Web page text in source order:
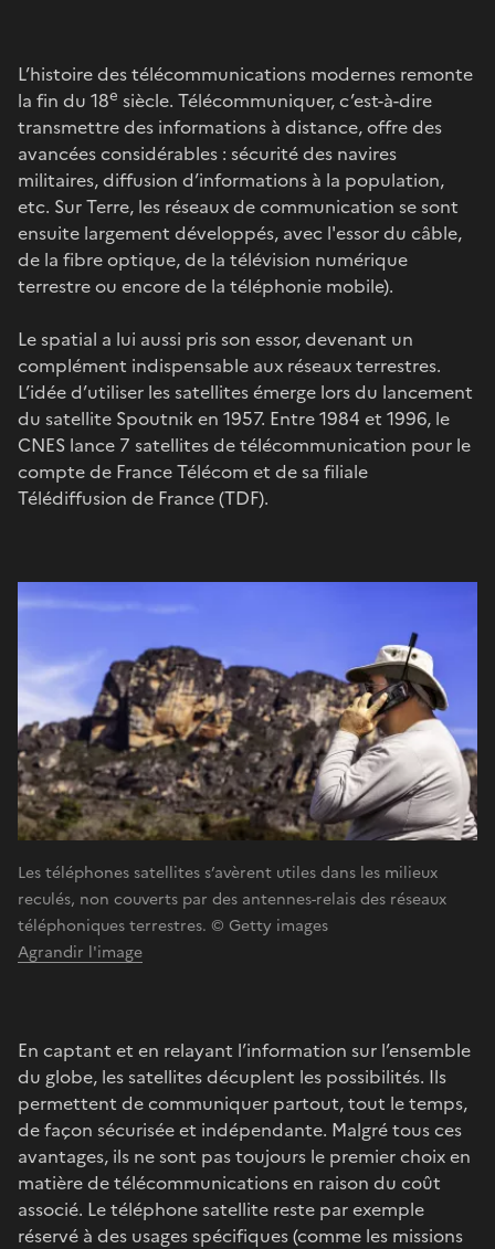
L’histoire des télécommunications modernes remonte
la fin du 18e siècle. Télécommuniquer, c’est-à-dire
transmettre des informations à distance, offre des
avancées considérables : sécurité des navires
militaires, diffusion d’informations à la population,
etc. Sur Terre, les réseaux de communication se sont
ensuite largement développés, avec l'essor du câble,
de la fibre optique, de la télévision numérique
terrestre ou encore de la téléphonie mobile).
Le spatial a lui aussi pris son essor, devenant un
complément indispensable aux réseaux terrestres.
L’idée d’utiliser les satellites émerge lors du lancement
du satellite Spoutnik en 1957. Entre 1984 et 1996, le
CNES lance 7 satellites de télécommunication pour le
compte de France Télécom et de sa filiale
Télédiffusion de France (TDF).
Les téléphones satellites s’avèrent utiles dans les milieux
reculés, non couverts par des antennes-relais des réseaux
téléphoniques terrestres. © Getty images
Agrandir l'image
En captant et en relayant l’information sur l’ensemble
du globe, les satellites décuplent les possibilités. Ils
permettent de communiquer partout, tout le temps,
de façon sécurisée et indépendante. Malgré tous ces
avantages, ils ne sont pas toujours le premier choix en
matière de télécommunications en raison du coût
associé. Le téléphone satellite reste par exemple
réservé à des usages spécifiques (comme les missions